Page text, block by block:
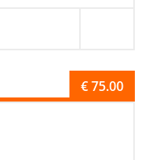
€75.00